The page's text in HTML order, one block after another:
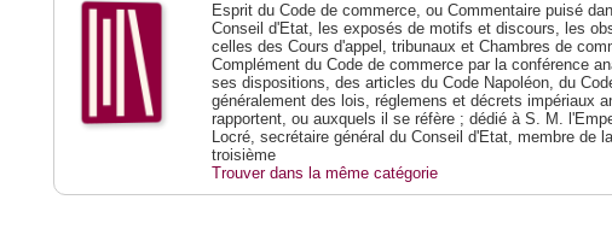
Esprit du Code de commerce, ou Commentaire puisé
Conseil d'Etat, les exposés de motifs et discours, les
celles des Cours d'appel, tribunaux et Chambres de
Complément du Code de commerce par la conférence
ses dispositions, des articles du Code Napoléon, du
généralement des lois, réglemens et décrets impériaux
rapportent, ou auxquels il se réfère ; dédié à S. M.
Locré, secrétaire général du Conseil d'Etat, membre de
troisième
Trouver dans la même catégorie